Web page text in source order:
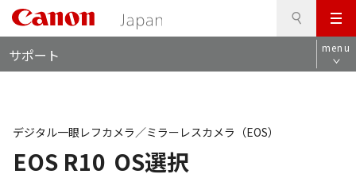
メ
ニ
ュ
サポート menu
EOS R10 OS選択
デジタル一眼レフカメラ／ミラーレスカメラ（EOS）